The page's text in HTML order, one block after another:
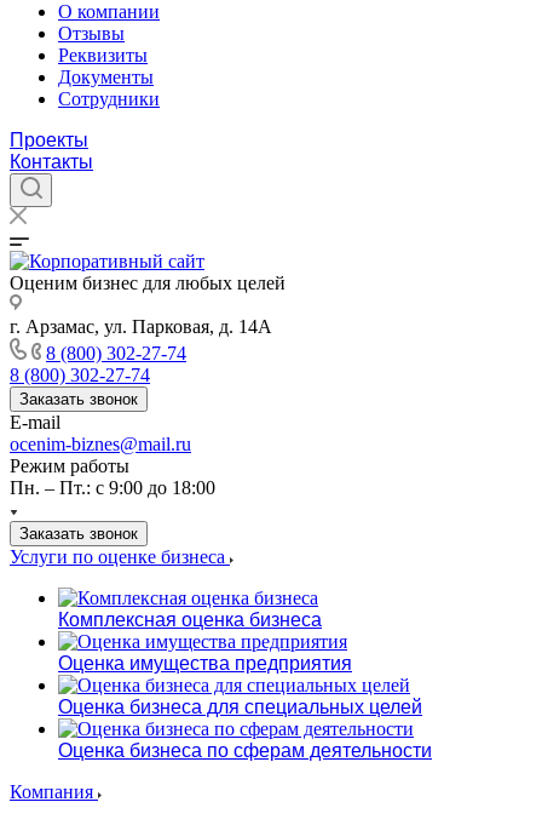
О компании
Отзывы
Реквизиты
Документы
Сотрудники
Проекты
Контакты
Оценим бизнес для любых целей
г. Арзамас, ул. Парковая, д. 14А
8 (800) 302-27-74
8 (800) 302-27-74
Заказать звонок
E-mail
ocenim-biznes@mail.ru
Режим работы
Пн. – Пт.: с 9:00 до 18:00
Заказать звонок
Услуги по оценке бизнеса
Комплексная оценка бизнеса
Оценка имущества предприятия
Оценка бизнеса для специальных целей
Оценка бизнеса по сферам деятельности
Компания